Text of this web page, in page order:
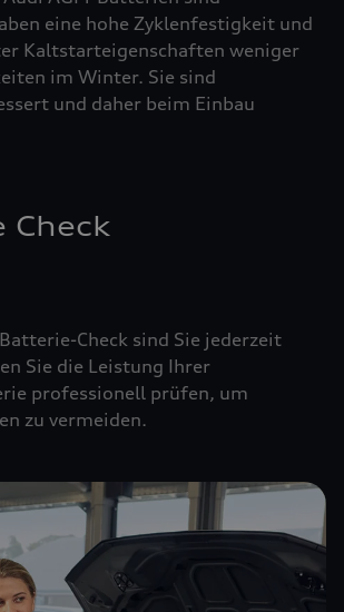
eine hohe Zyklenfestigkeit und
Kaltstarteigenschaften weniger
im Winter. Sie sind
und daher beim Einbau
Check
Check sind Sie jederzeit
Sie die Leistung Ihrer
professionell prüfen, um
zu vermeiden.